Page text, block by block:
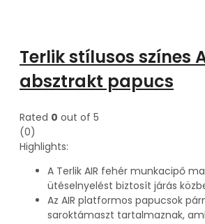
Terlik stílusos színes
absztrakt papucs
Rated 0 out of 5
(0)
Highlights:
A Terlik AIR fehér munkacipő
ütéselnyelést biztosít járás
Az AIR platformos papucsok
saroktámaszt tartalmaznak,